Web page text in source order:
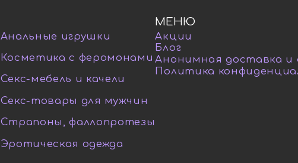
Анальные игрушки
Косметика с феромонами
Секс-мебель и качели
Секс-товары для мужчин
Страпоны, фаллопротезы
Эротическая одежда
МЕНЮ
Акции
Блог
Анонимная доставка и
Политика